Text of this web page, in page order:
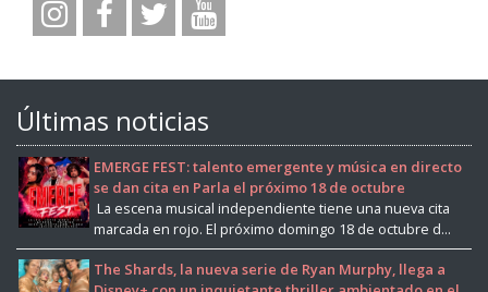
Últimas noticias
EMERGE FEST: talento emergente y música en directo
se dan cita en Parla el próximo 18 de octubre
La escena musical independiente tiene una nueva cita
marcada en rojo. El próximo domingo 18 de octubre d...
The Shards, la nueva serie de Ryan Murphy, llega a